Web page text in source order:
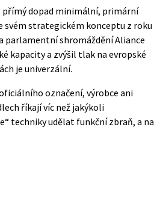
přímý dopad minimální, primární
svém strategickém konceptu z roku
parlamentní shromáždění Aliance
kapacity a zvýšil tlak na evropské
je univerzální.
označení, výrobce ani
říkají víc než jakýkoli
techniky udělat funkční zbraň, a na